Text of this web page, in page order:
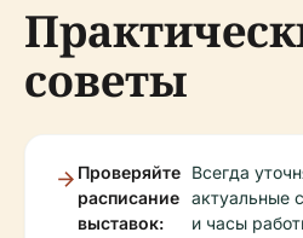
советы
Проверяйте
расписание
выставок:
Всегда
актуальные
и часы